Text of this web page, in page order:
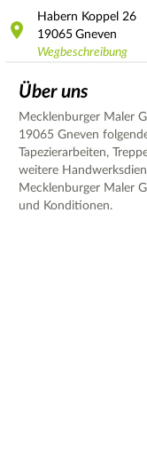
Habern Koppel 26
19065 Gneven
Wegbeschreibung
Über uns
Mecklenburger Maler
19065 Gneven
Tapezierarbeiten,
weitere
Mecklenburger Maler
und Konditionen.